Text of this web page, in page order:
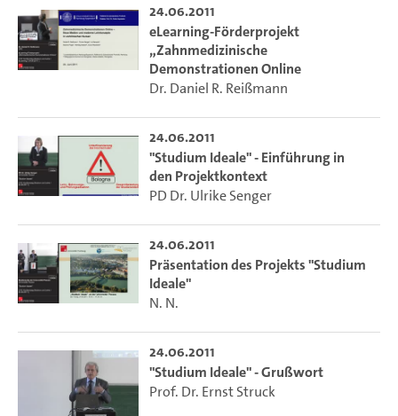
24.06.2011
eLearning-Förderprojekt
„Zahnmedizinische
Demonstrationen Online
Dr. Daniel R. Reißmann
24.06.2011
"Studium Ideale" - Einführung in
den Projektkontext
PD Dr. Ulrike Senger
24.06.2011
Präsentation des Projekts "Studium
Ideale"
N. N.
24.06.2011
"Studium Ideale" - Grußwort
Prof. Dr. Ernst Struck